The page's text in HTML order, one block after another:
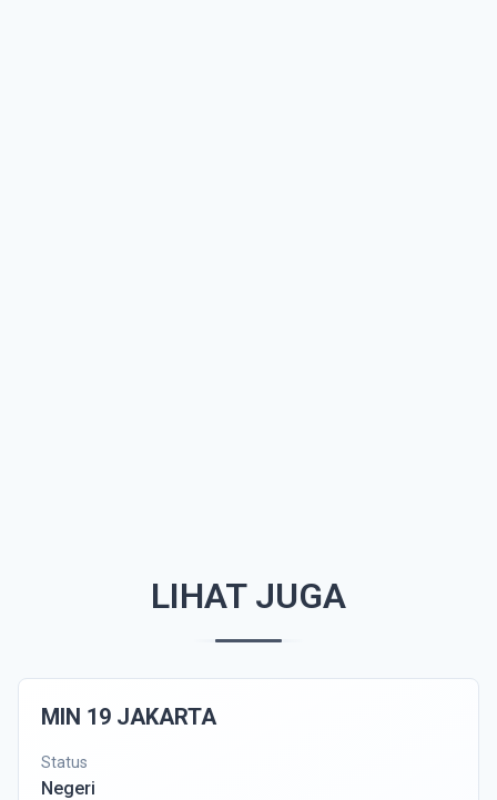
LIHAT JUGA
MIN 19 JAKARTA
Status
Negeri